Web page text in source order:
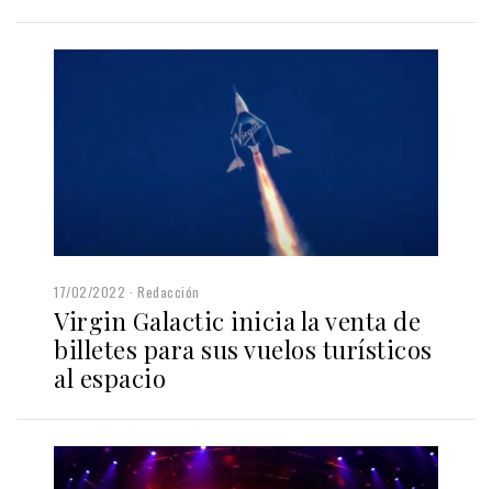
17/02/2022 Redacción
Virgin Galactic inicia la venta de
billetes para sus vuelos turísticos
al espacio